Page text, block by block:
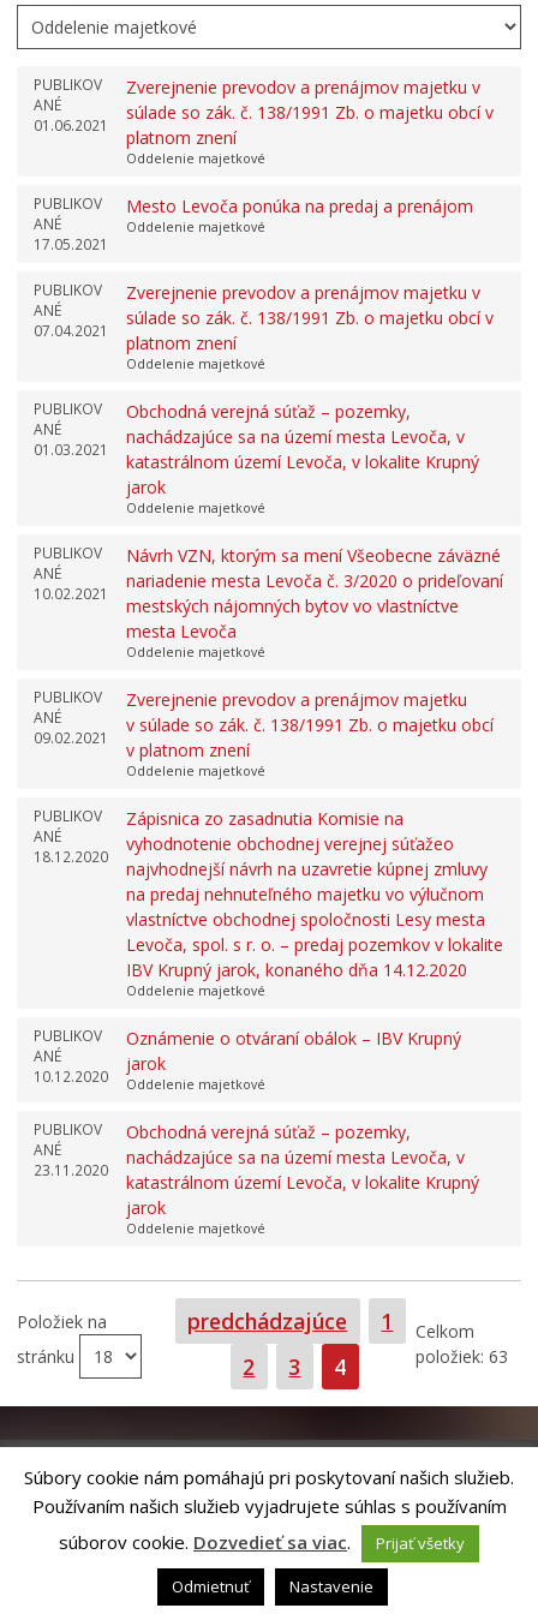
PUBLIKOV
ANÉ
01.06.2021
Zverejnenie prevodov a prenájmov majetku v
súlade so zák. č. 138/1991 Zb. o majetku obcí v
platnom znení
Oddelenie majetkové
PUBLIKOV
ANÉ
17.05.2021
Mesto Levoča ponúka na predaj a prenájom
Oddelenie majetkové
PUBLIKOV
ANÉ
07.04.2021
Zverejnenie prevodov a prenájmov majetku v
súlade so zák. č. 138/1991 Zb. o majetku obcí v
platnom znení
Oddelenie majetkové
PUBLIKOV
ANÉ
01.03.2021
Obchodná verejná súťaž – pozemky,
nachádzajúce sa na území mesta Levoča, v
katastrálnom území Levoča, v lokalite Krupný
jarok
Oddelenie majetkové
PUBLIKOV
ANÉ
10.02.2021
Návrh VZN, ktorým sa mení Všeobecne záväzné
nariadenie mesta Levoča č. 3/2020 o prideľovaní
mestských nájomných bytov vo vlastníctve
mesta Levoča
Oddelenie majetkové
PUBLIKOV
ANÉ
09.02.2021
Zverejnenie prevodov a prenájmov majetku
v súlade so zák. č. 138/1991 Zb. o majetku obcí
v platnom znení
Oddelenie majetkové
PUBLIKOV
ANÉ
18.12.2020
Zápisnica zo zasadnutia Komisie na
vyhodnotenie obchodnej verejnej súťažeo
najvhodnejší návrh na uzavretie kúpnej zmluvy
na predaj nehnuteľného majetku vo výlučnom
vlastníctve obchodnej spoločnosti Lesy mesta
Levoča, spol. s r. o. – predaj pozemkov v lokalite
IBV Krupný jarok, konaného dňa 14.12.2020
Oddelenie majetkové
PUBLIKOV
ANÉ
10.12.2020
Oznámenie o otváraní obálok – IBV Krupný
jarok
Oddelenie majetkové
PUBLIKOV
ANÉ
23.11.2020
Obchodná verejná súťaž – pozemky,
nachádzajúce sa na území mesta Levoča, v
katastrálnom území Levoča, v lokalite Krupný
jarok
Oddelenie majetkové
Položiek na
stránku
predchádzajúce Strana
1
Strana
2 Strana
3 Strana
4
Celkom
položiek: 63
RiešenieANTIK SMART CITY
| Technický prevádzkovateľ – MVI
Technology, s.r.o.
Správca webového sídla: Mesto Levoča, Námestie Majstra Pavla 4, 054 01
webmaster@levoca.sk|Vyhlásenie o prístupnosti
Súbory cookie nám pomáhajú pri poskytovaní našich služieb.
Používaním našich služieb vyjadrujete súhlas s používaním
súborov cookie. Dozvedieť sa viac.
Prijať všetky
Odmietnuť
Nastavenie